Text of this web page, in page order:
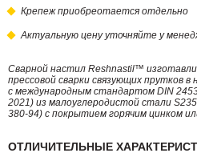
Крепеж приобреотается отдельно
Актуальную цену уточняйте у
Сварной настил Reshnastil™
прессовой сварки связующих прутков
с международным стандартом DIN
2021) из малоуглеродистой стали
380-94) с покрытием горячим цинком
ОТЛИЧИТЕЛЬНЫЕ